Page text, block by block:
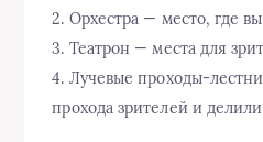
2. Орхестра — место, где
3. Театрон — места для
4. Лучевые проходы-
прохода зрителей и